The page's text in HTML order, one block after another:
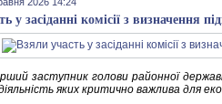
у засіданні комісії з визначення
заступник голови районної
яких критично важлива для